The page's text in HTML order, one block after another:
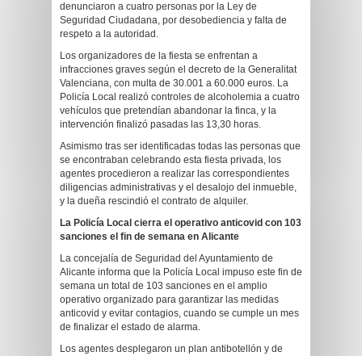
denunciaron a cuatro personas por la Ley de
Seguridad Ciudadana, por desobediencia y falta de
respeto a la autoridad.
Los organizadores de la fiesta se enfrentan a
infracciones graves según el decreto de la Generalitat
Valenciana, con multa de 30.001 a 60.000 euros. La
Policía Local realizó controles de alcoholemia a cuatro
vehículos que pretendían abandonar la finca, y la
intervención finalizó pasadas las 13,30 horas.
Asimismo tras ser identificadas todas las personas que
se encontraban celebrando esta fiesta privada, los
agentes procedieron a realizar las correspondientes
diligencias administrativas y el desalojo del inmueble,
y la dueña rescindió el contrato de alquiler.
La Policía Local cierra el operativo anticovid con 103
sanciones el fin de semana en Alicante
La concejalía de Seguridad del Ayuntamiento de
Alicante informa que la Policía Local impuso este fin de
semana un total de 103 sanciones en el amplio
operativo organizado para garantizar las medidas
anticovid y evitar contagios, cuando se cumple un mes
de finalizar el estado de alarma.
Los agentes desplegaron un plan antibotellón y de